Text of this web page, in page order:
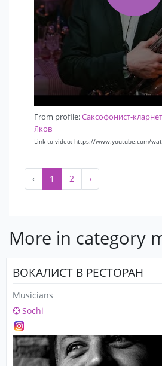
From profile:Саксофонист-
Яков
Link to video: https://www.youtube.com/
‹ 1 2 ›
More in category
ВОКАЛИСТ В РЕСТОРАН
Musicians
Sochi